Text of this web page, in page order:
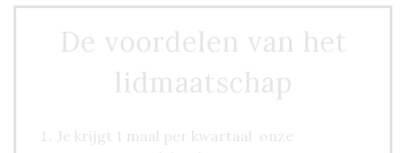
De voordelen van het
lidmaatschap
Je krijgt 1 maal per kwartaal onze